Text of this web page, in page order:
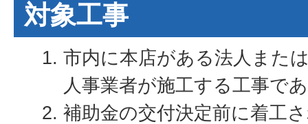
対象工事
市内に本店がある法人また
人事業者が施工する工事で
補助金の交付決定前に着工